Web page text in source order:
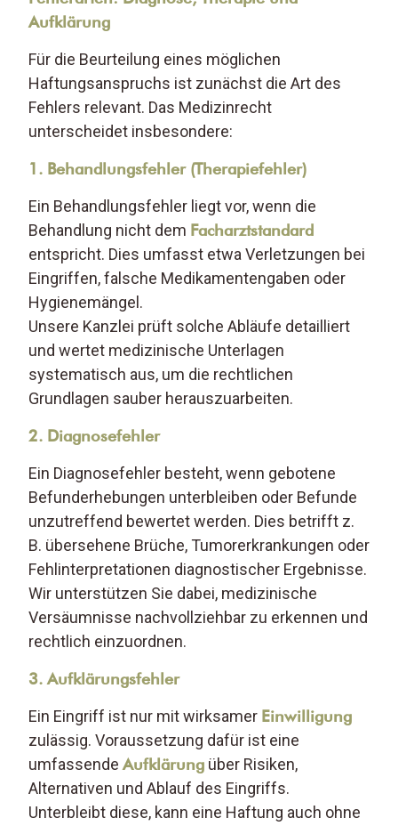
Aufklärung
Für die Beurteilung eines möglichen
Haftungsanspruchs ist zunächst die Art des
Fehlers relevant. Das Medizinrecht
unterscheidet insbesondere:
1. Behandlungsfehler (Therapiefehler)
Ein Behandlungsfehler liegt vor, wenn die
Behandlung nicht dem Facharztstandard
entspricht. Dies umfasst etwa Verletzungen bei
Eingriffen, falsche Medikamentengaben oder
Hygienemängel.
Unsere Kanzlei prüft solche Abläufe detailliert
und wertet medizinische Unterlagen
systematisch aus, um die rechtlichen
Grundlagen sauber herauszuarbeiten.
2. Diagnosefehler
Ein Diagnosefehler besteht, wenn gebotene
Befunderhebungen unterbleiben oder Befunde
unzutreffend bewertet werden. Dies betrifft z.
B. übersehene Brüche, Tumorerkrankungen oder
Fehlinterpretationen diagnostischer Ergebnisse.
Wir unterstützen Sie dabei, medizinische
Versäumnisse nachvollziehbar zu erkennen und
rechtlich einzuordnen.
3. Aufklärungsfehler
Ein Eingriff ist nur mit wirksamer Einwilligung
zulässig. Voraussetzung dafür ist eine
umfassendeAufklärung über Risiken,
Alternativen und Ablauf des Eingriffs.
Unterbleibt diese, kann eine Haftung auch ohne